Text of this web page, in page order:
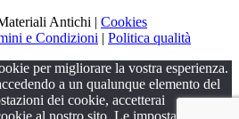
Antichi | Cookies
e Condizioni | Politica qualità
per migliorare la vostra esperienza.
a un qualunque elemento del
dei cookie, accetterai
al nostro sito. Le impostazioni dei